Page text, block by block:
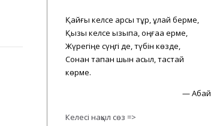
Қайғы келсе қарсы тұр, құлай берме,
Қызық келсе қызықпа, оңғаққа ерме,
Жүрегіңе сүңгі де, түбін көзде,
Сонан тапқан шын асыл, тастай
көрме.
—Абай
Келесі нақыл сөз =>